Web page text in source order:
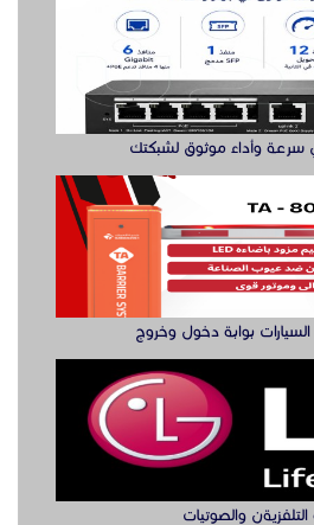
بوابة دخول وخروج
التلفزيةن والصوتيات
شبكة واي فاي